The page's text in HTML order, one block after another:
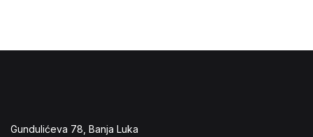
Gundulićeva 78, Banja Luka